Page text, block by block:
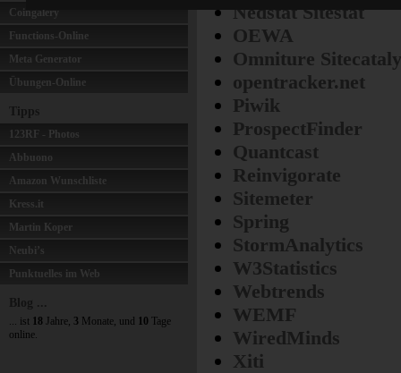
Coingalery
Functions-Online
Meta Generator
Übungen-Online
Tipps
123RF - Photos
Abbuono
Amazon Wunschliste
Kress.it
Martin Koper
Neubi’s
Punktuelles im Web
Blog ...
... ist 18 Jahre, 3 Monate, und 10 Tage
online.
Nedstat Sitestat
OEWA
Omniture
opentracker.net
Piwik
ProspectFinder
Quantcast
Reinvigorate
Sitemeter
Spring
StormAnalytics
W3Statistics
Webtrends
WEMF
WiredMinds
Xiti